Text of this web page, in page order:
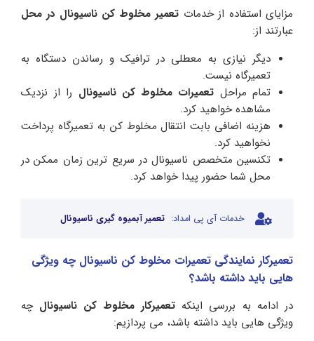
مزایای استفاده از خدمات تعمیر مخلوط کن ناسیونال در محل
عبارتند از:
دیگر نیازی به معطلی در ترافیک و رساندن دستگاه به
تعمیرگاه نیست.
تمام مراحل تعمیرات مخلوط کن ناسیونال را از نزدیک
مشاهده خواهید کرد.
هزینه اضافی بابت انتقال مخلوط کن به تعمیرگاه پرداخت
نخواهید کرد.
تکنسین متخصص ناسیونال در سریع ترین زمان ممکن در
محل شما حضور پیدا خواهد کرد.
خدمات آی پی امداد: تعمیر آبمیوه گیری ناسیونال
تعمیرکار نمایندگی تعمیرات مخلوط کن ناسیونال چه ویژگی
هایی باید داشته باشد؟
در ادامه به بررسی اینکه تعمیرکار مخلوط کن ناسیونال چه
ویژگی هایی باید داشته باشد، می پردازیم: